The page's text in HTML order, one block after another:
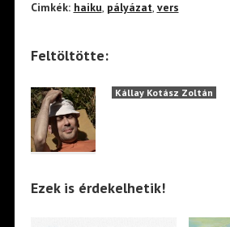
Cimkék: haiku, pályázat, vers
Feltöltötte:
Kállay Kotász Zoltán
Ezek is érdekelhetik!